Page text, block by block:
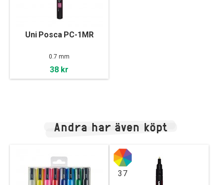
Uni Posca PC-1MR
0.7 mm
38 kr
Andra har även köpt
37